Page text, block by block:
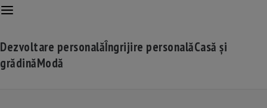
Dezvoltare personalăÎngrijire personalăCasă și
grădinăModă